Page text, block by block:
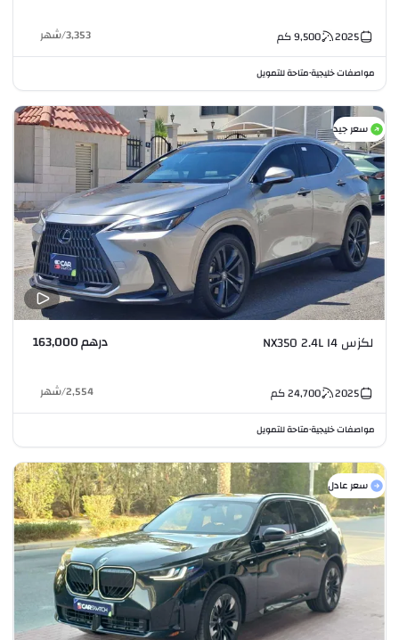
2025
9,500كم 3,353
/شهر
مواصفات خليجية•متاحة للتمويل
سعر جيد
لكزس NX350 2.4L I4 درهم 163,000
2025
24,700كم 2,554
/شهر
مواصفات خليجية•متاحة للتمويل
سعر عادل